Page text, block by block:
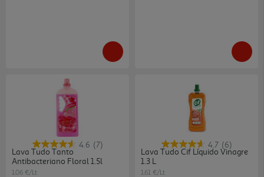
4.6 (7)
Lava Tudo Tanto
Antibacteriano Floral 1.5l
1.06 €/Lt
4.7 (6)
Lava Tudo Cif Líquido Vinagre
1.3 L
1.61 €/Lt